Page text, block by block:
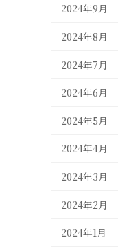
2024年9月
2024年8月
2024年7月
2024年6月
2024年5月
2024年4月
2024年3月
2024年2月
2024年1月